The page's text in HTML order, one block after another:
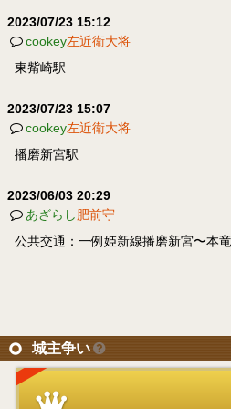
2023/07/23 15:12
cookey左近衛大将
東觜崎駅
2023/07/23 15:07
cookey左近衛大将
播磨新宮駅
2023/06/03 20:29
あざらし肥前守
公共交通：一例姫新線播磨新宮〜本竜
城主争い